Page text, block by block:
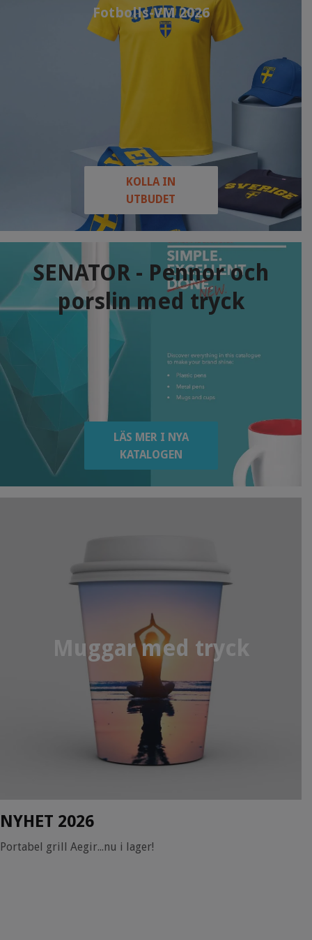
Fotbolls-VM 2026
KOLLA IN
UTBUDET
SENATOR - Pennor och
porslin med tryck
LÄS MER I NYA
KATALOGEN
Muggar med tryck
NYHET 2026
Portabel grill Aegir...nu i lager!